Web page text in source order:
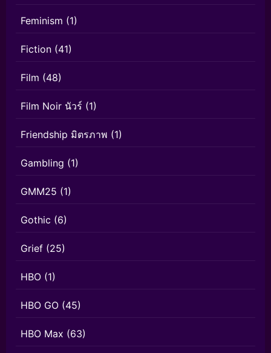
Feminism (1)
Fiction (41)
Film (48)
Film Noir นัวร์ (1)
Friendship มิตรภาพ (1)
Gambling (1)
GMM25 (1)
Gothic (6)
Grief (25)
HBO (1)
HBO GO (45)
HBO Max (63)